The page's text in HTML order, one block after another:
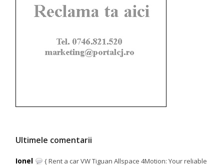
Ultimele comentarii
Ionel
{ Rent a car VW Tiguan Allspace 4Motion: Your reliable